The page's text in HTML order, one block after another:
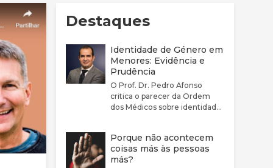
Destaques
Identidade de Género em
Menores: Evidência e
Prudência
O Prof. Dr. Pedro Afonso
critica o parecer da Ordem
dos Médicos sobre identidade
adequadamente a
complexidade clínica nem a
fragilidade da evidência
Porque não acontecem
coisas más às pessoas
más?